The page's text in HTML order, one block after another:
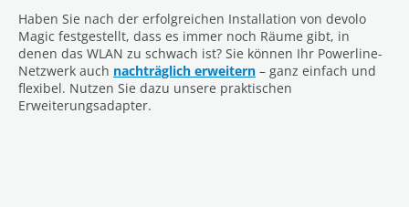
Haben Sie nach der erfolgreichen Installation von devolo
Magic festgestellt, dass es immer noch Räume gibt, in
denen das WLAN zu schwach ist? Sie können Ihr Powerline-
Netzwerk auch nachträglich erweitern – ganz einfach und
flexibel. Nutzen Sie dazu unsere praktischen
Erweiterungsadapter.